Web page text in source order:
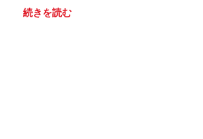
続きを読む